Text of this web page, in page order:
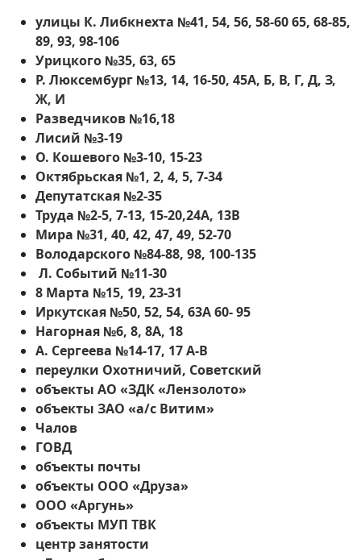
улицы К. Либкнехта №41, 54, 56, 58-60 65, 68-85,
89, 93, 98-106
Урицкого №35, 63, 65
Р. Люксембург №13, 14, 16-50, 45А, Б, В, Г, Д, З,
Ж, И
Разведчиков №16,18
Лисий №3-19
О. Кошевого №3-10, 15-23
Октябрьская №1, 2, 4, 5, 7-34
Депутатская №2-35
Труда №2-5, 7-13, 15-20,24А, 13В
Мира №31, 40, 42, 47, 49, 52-70
Володарского №84-88, 98, 100-135
Л. Событий №11-30
8 Марта №15, 19, 23-31
Иркутская №50, 52, 54, 63А 60- 95
Нагорная №6, 8, 8А, 18
А. Сергеева №14-17, 17 А-В
переулки Охотничий, Советский
объекты АО «ЗДК «Лензолото»
объекты ЗАО «а/с Витим»
Чалов
ГОВД
объекты почты
объекты ООО «Друза»
ООО «Аргунь»
объекты МУП ТВК
центр занятости